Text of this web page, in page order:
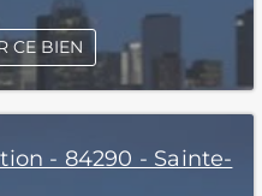
CE BIEN
- 84290 - Sainte-